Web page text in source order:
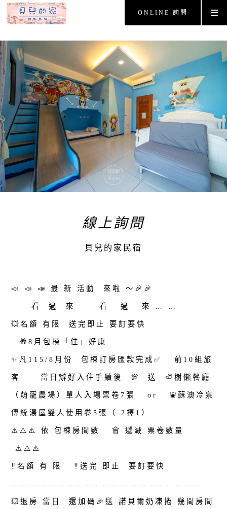
ONLINE 詢問
線上詢問
貝兒的家民宿
📣 📣 📣 最 新 活動 來啦 ～🎉🎉
看 過 來 看 過 來 … …
💥名額 有限 送完即止 要訂要快
🎁8月包棟「住」好康
✨凡115/8月份 包棟訂房匯款完成✅️ 前10組旅
客 當日辦好入住手續後 💯 送 🦥樹懶餐廳
（萌寵農場）單人入場票卷7張 or ⛲️蘇澳冷泉
傳統湯屋雙人使用卷5張（ 2擇1）
⚠️⚠️⚠️ 依 包棟房間數 會 遞減 票卷數量
⚠️⚠️⚠️
‼️名額 有 限 ‼️送完 即止 要訂要快
💥退房 當日 還加碼🎉送 諾貝爾奶凍捲 幾間房間